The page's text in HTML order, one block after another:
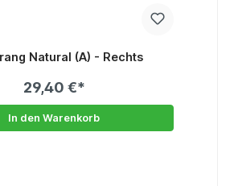
Natural (A) - Rechts
29,40 €*
In den Warenkorb